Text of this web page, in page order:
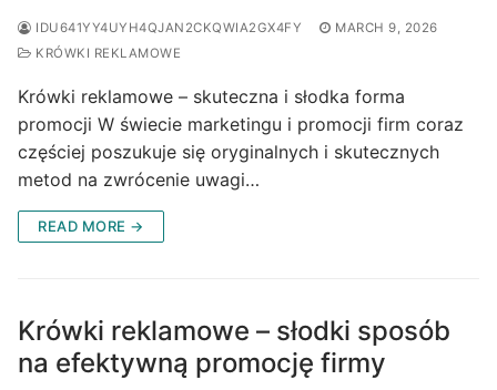
IDU641YY4UYH4QJAN2CKQWIA2GX4FY
MARCH 9, 2026
KRÓWKI REKLAMOWE
Krówki reklamowe – skuteczna i słodka forma
promocji W świecie marketingu i promocji firm coraz
częściej poszukuje się oryginalnych i skutecznych
metod na zwrócenie uwagi…
READ MORE →
Krówki reklamowe – słodki sposób
na efektywną promocję firmy